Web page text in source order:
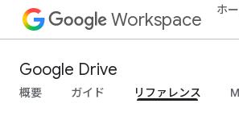
Workspace ホ
Google Drive
概要 ガイド リファレンス